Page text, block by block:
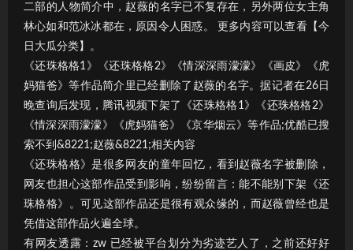
二部的人物简介中，赵薇的名字已不复存在，另外两位女主角
林心如和范冰冰都在，原因令人困惑。 更多内容可以查看【今
日大瓜分类】。
《还珠格格1》《还珠格格2》《情深深雨濛濛》《画皮》《虎
妈猫爸》等作品简介里已经删除了赵薇的名字。据记者在26日
晚查询后发现，腾讯视频下架了《还珠格格1》《还珠格格2》
《情深深雨濛濛》《虎妈猫爸》《京华烟云》等作品;优酷已搜
索不到&8221;赵薇&8221;相关内容
《还珠格格》是很多网友的童年回忆，看到赵薇名字被删除，
网友也担心这部作品受到影响，纷纷留言：能不能别下架《还
珠格格》。可见这部作品还是很有观众缘的，而赵薇曾经也是
凭借这部作品火遍全球。
有网友透露：zw 已经被平台划分为劣迹艺人了，之前还好好